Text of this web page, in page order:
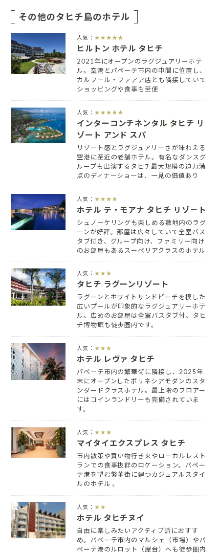
その他のタヒチ島のホテル
人気： ★★★★★
ヒルトン ホテル タヒチ
2021年にオープンのラグジュアリーホテ
ル。空港とパペーテ市内の中間に位置し、
カルフール・ファアア店とも隣接していて
ショッピングや食事も至便
人気： ★★★★★
インターコンチネンタル タヒチ リ
ゾート アンド スパ
リゾート感とラグジュアリーさが味わえる
空港に至近の老舗ホテル。有名なダンスグ
ループも出演するタヒチ最大規模の迫力満
点のディナーショーは、一見の価値あり
人気： ★★★★
ホテル テ・モアナ タヒチ リゾ－ト
シュノーケリングも楽しめる敷地内のラグ
ーンが好評。部屋は広々していて全室バス
タブ付き、グループ向け、ファミリー向け
のお部屋もあるスーペリアクラスのホテル
人気： ★★★
タヒチ ラグーンリゾート
ラグーンとホワイトサンドビーチを模した
広いプールが印象的なラグジュアリーホテ
ル。広めのお部屋は全室バスタブ付、タヒ
チ博物館も徒歩圏内です。
人気： ★★★
ホテル レヴァ タヒチ
パペーテ市内の繁華街に隣接し、2025年
末にオープンしたポリネシアモダンのスタ
ンダードクラスホテル。最上階のフロアー
にはコインランドリーも完備されていま
す。
人気： ★★★
マイタイエクスプレス タヒチ
市内散策や買い物行き来やローカルレスト
ランでの食事抜群のロケーション。パペー
テ港を望む繁華街に建つカジュアルスタイ
ルのホテル 。
人気： ★★
ホテル タヒチヌイ
自由に楽しみたいアクティブ派におすす
め。パペーテ市内のマルシェ（市場）やパ
ペーテ港のルロット（屋台）へも徒歩圏内